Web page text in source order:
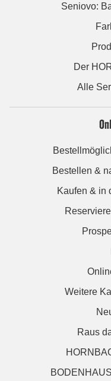
Seniovo:
Der
Alle
Bestellen &
Kaufen & in
Weitere
Raus